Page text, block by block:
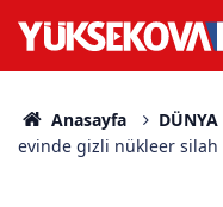
Anasayfa DÜNYA
evinde gizli nükleer silah